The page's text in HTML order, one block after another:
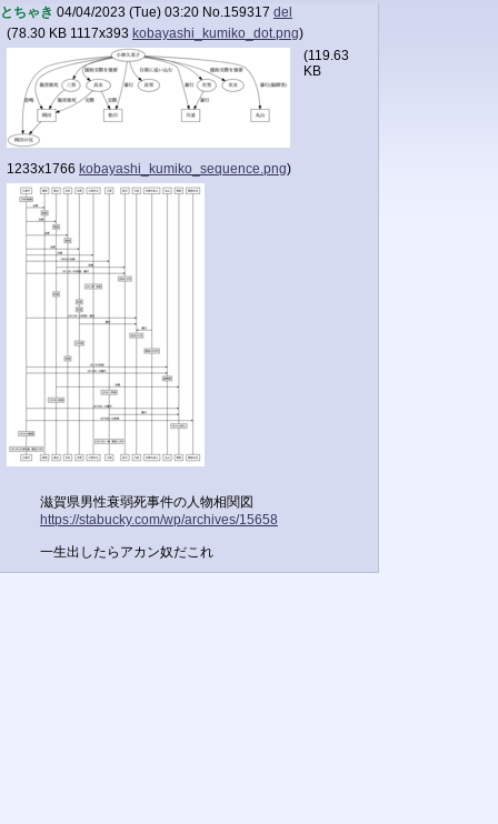
とちゃき 04/04/2023 (Tue) 03:20 No.159317 del
(78.30 KB 1117x393 kobayashi_kumiko_dot.png)
(119.63
KB
1233x1766 kobayashi_kumiko_sequence.png)
滋賀県男性衰弱死事件の人物相関図
https://stabucky.com/wp/archives/15658
一生出したらアカン奴だこれ